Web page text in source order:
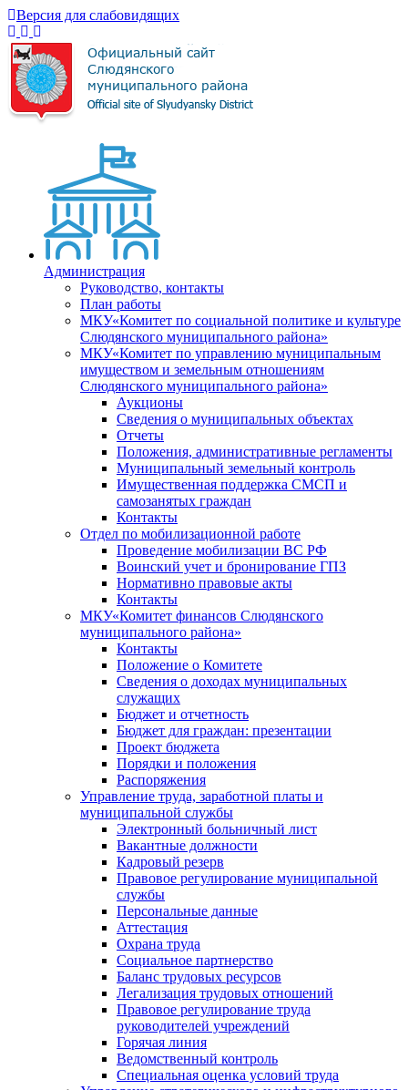
Версия для слабовидящих
Администрация
Руководство, контакты
План работы
МКУ«Комитет по социальной политике и культуре
Слюдянского муниципального района»
МКУ«Комитет по управлению муниципальным
имуществом и земельным отношениям
Слюдянского муниципального района»
Аукционы
Сведения о муниципальных объектах
Отчеты
Положения, административные регламенты
Муниципальный земельный контроль
Имущественная поддержка СМСП и
самозанятых граждан
Контакты
Отдел по мобилизационной работе
Проведение мобилизации ВС РФ
Воинский учет и бронирование ГПЗ
Нормативно правовые акты
Контакты
МКУ«Комитет финансов Слюдянского
муниципального района»
Контакты
Положение о Комитете
Сведения о доходах муниципальных
служащих
Бюджет и отчетность
Бюджет для граждан: презентации
Проект бюджета
Порядки и положения
Распоряжения
Управление труда, заработной платы и
муниципальной службы
Электронный больничный лист
Вакантные должности
Кадровый резерв
Правовое регулирование муниципальной
службы
Персональные данные
Аттестация
Охрана труда
Социальное партнерство
Баланс трудовых ресурсов
Легализация трудовых отношений
Правовое регулирование труда
руководителей учреждений
Горячая линия
Ведомственный контроль
Специальная оценка условий труда